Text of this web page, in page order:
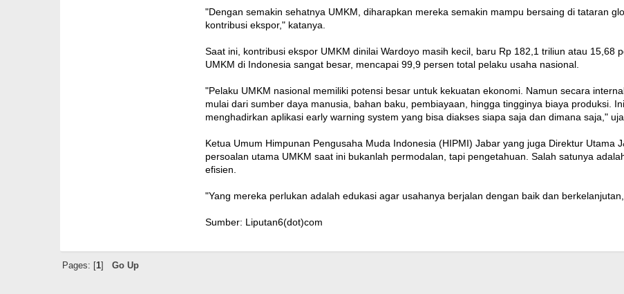
"Dengan semakin sehatnya UMKM, diharapkan mereka semakin mampu bersaing di tataran
kontribusi ekspor," katanya.
Saat ini, kontribusi ekspor UMKM dinilai Wardoyo masih kecil, baru Rp 182,1 triliun atau 15,68
UMKM di Indonesia sangat besar, mencapai 99,9 persen total pelaku usaha nasional.
"Pelaku UMKM nasional memiliki potensi besar untuk kekuatan ekonomi. Namun secara
mulai dari sumber daya manusia, bahan baku, pembiayaan, hingga tingginya biaya produksi.
menghadirkan aplikasi early warning system yang bisa diakses siapa saja dan dimana saja,"
Ketua Umum Himpunan Pengusaha Muda Indonesia (HIPMI) Jabar yang juga Direktur Utama
persoalan utama UMKM saat ini bukanlah permodalan, tapi pengetahuan. Salah satunya
efisien.
"Yang mereka perlukan adalah edukasi agar usahanya berjalan dengan baik dan
Sumber: Liputan6(dot)com
Pages: [ 1] Go Up